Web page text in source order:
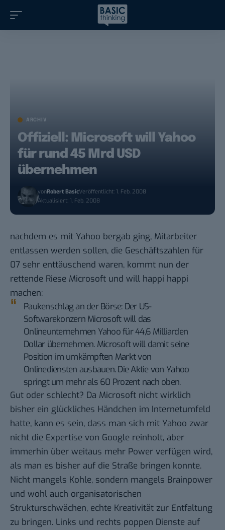
ARCHIV
Offiziell: Microsoft will Yahoo
für rund 45 Mrd USD
übernehmen
vonRobert BasicVeröffentlicht: 1. Feb. 2008
Aktualisiert: 1. Feb. 2008
nachdem es mit Yahoo bergab ging, Mitarbeiter
entlassen werden sollen, die Geschäftszahlen für
07 sehr enttäuschend waren, kommt nun der
rettende Riese Microsoft und will happi happi
machen:
Paukenschlag an der Börse: Der US-
Softwarekonzern Microsoft will das
Onlineunternehmen Yahoo für 44,6 Milliarden
Dollar übernehmen. Microsoft will damit seine
Position im umkämpften Markt von
Onlinediensten ausbauen. Die Aktie von Yahoo
springt um mehr als 60 Prozent nach oben.
Gut oder schlecht? Da Microsoft nicht wirklich
bisher ein glückliches Händchen im Internetumfeld
hatte, kann es sein, dass man sich mit Yahoo zwar
nicht die Expertise von Google reinholt, aber
immerhin über weitaus mehr Power verfügen wird,
als man es bisher auf die Straße bringen konnte.
Nicht mangels Kohle, sondern mangels Brainpower
und wohl auch organisatorischen
Strukturschwächen, echte Kreativität zur Entfaltung
zu bringen. Links und rechts poppen Dienste auf